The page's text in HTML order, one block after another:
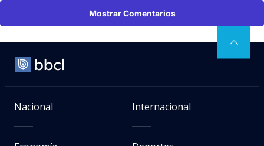
Mostrar Comentarios
Nacional Internacional